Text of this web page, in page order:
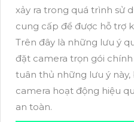
xảy ra trong quá trình sử
cung cấp để được hỗ trợ
Trên đây là những lưu ý
đặt camera trọn gói
tuân thủ những lưu ý
camera hoạt động hiệu
an toàn.